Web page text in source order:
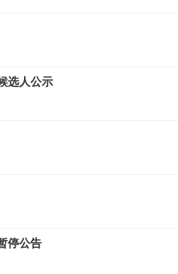
选人公示
停公告